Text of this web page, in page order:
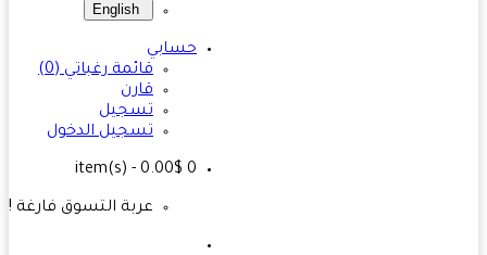
English
حسابي
قائمة رغباتي (0)
قارن
تسجيل
تسجيل الدخول
item(s)
- 0.00$
عربة التسوق فارغة !